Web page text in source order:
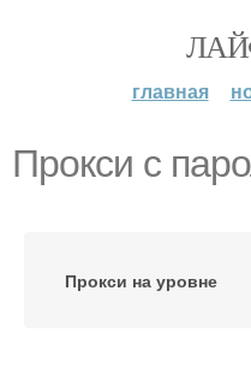
главная
Прокси с
Прокси на уровне